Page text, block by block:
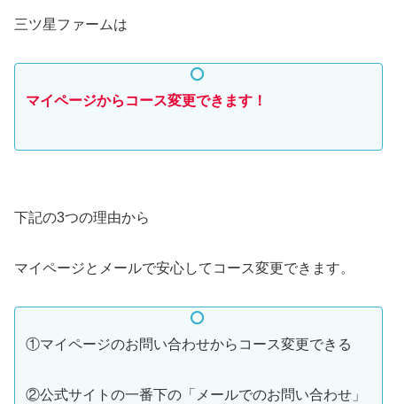
三ツ星ファームは
マイページからコース変更できます！
下記の3つの理由から
マイページとメールで安心してコース変更できます。
①マイページのお問い合わせからコース変更できる
②公式サイトの一番下の「メールでのお問い合わせ」